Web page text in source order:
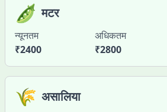
🫛 मटर
न्यूनतम
₹2400
अधिकतम
₹2800
🌾 असालिया